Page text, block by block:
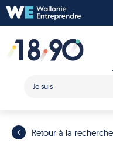
Je suis
Retour à la recherche